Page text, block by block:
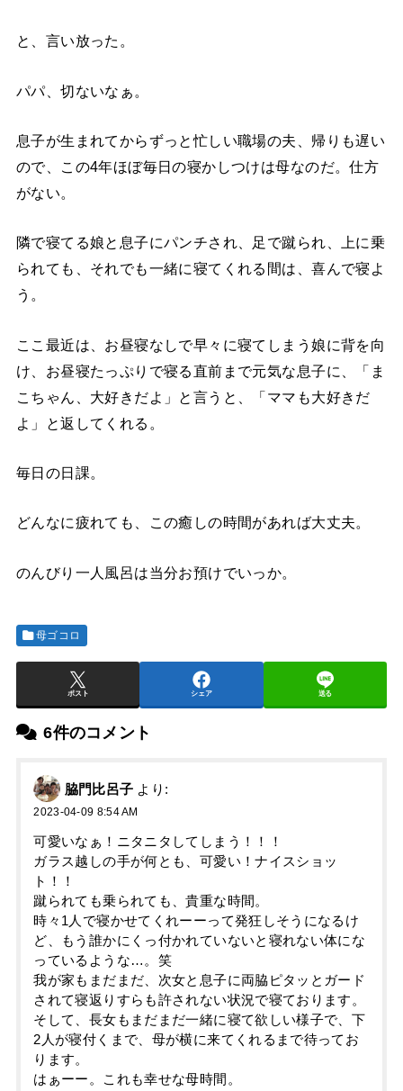
と、言い放った。
パパ、切ないなぁ。
息子が生まれてからずっと忙しい職場の夫、帰りも遅い
ので、この4年ほぼ毎日の寝かしつけは母なのだ。仕方
がない。
隣で寝てる娘と息子にパンチされ、足で蹴られ、上に乗
られても、それでも一緒に寝てくれる間は、喜んで寝よ
う。
ここ最近は、お昼寝なしで早々に寝てしまう娘に背を向
け、お昼寝たっぷりで寝る直前まで元気な息子に、「ま
こちゃん、大好きだよ」と言うと、「ママも大好きだ
よ」と返してくれる。
毎日の日課。
どんなに疲れても、この癒しの時間があれば大丈夫。
のんびり一人風呂は当分お預けでいっか。
母ゴコロ
ポスト シェア 送る
6件のコメント
脇門比呂子 より:
2023-04-09 8:54 AM
可愛いなぁ！ニタニタしてしまう！！！
ガラス越しの手が何とも、可愛い！ナイスショッ
ト！！
蹴られても乗られても、貴重な時間。
時々1人で寝かせてくれーーって発狂しそうになるけ
ど、もう誰かにくっ付かれていないと寝れない体にな
っているような…。笑
我が家もまだまだ、次女と息子に両脇ピタッとガード
されて寝返りすらも許されない状況で寝ております。
そして、長女もまだまだ一緒に寝て欲しい様子で、下
2人が寝付くまで、母が横に来てくれるまで待ってお
ります。
はぁーー。これも幸せな母時間。